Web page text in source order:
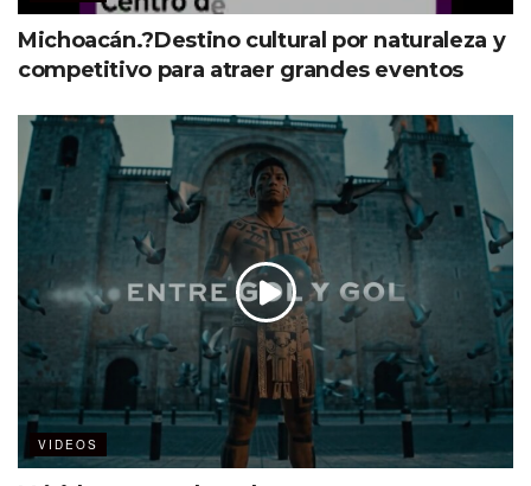
Michoacán.?Destino cultural por naturaleza y
competitivo para atraer grandes eventos
VIDEOS